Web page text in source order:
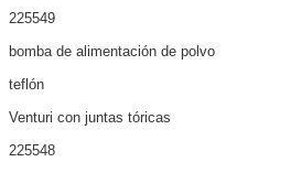
225549
bomba de alimentación de polvo
teflón
Venturi con juntas tóricas
225548